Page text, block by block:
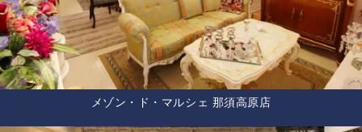
メゾン・ド・マルシェ 那須高原店